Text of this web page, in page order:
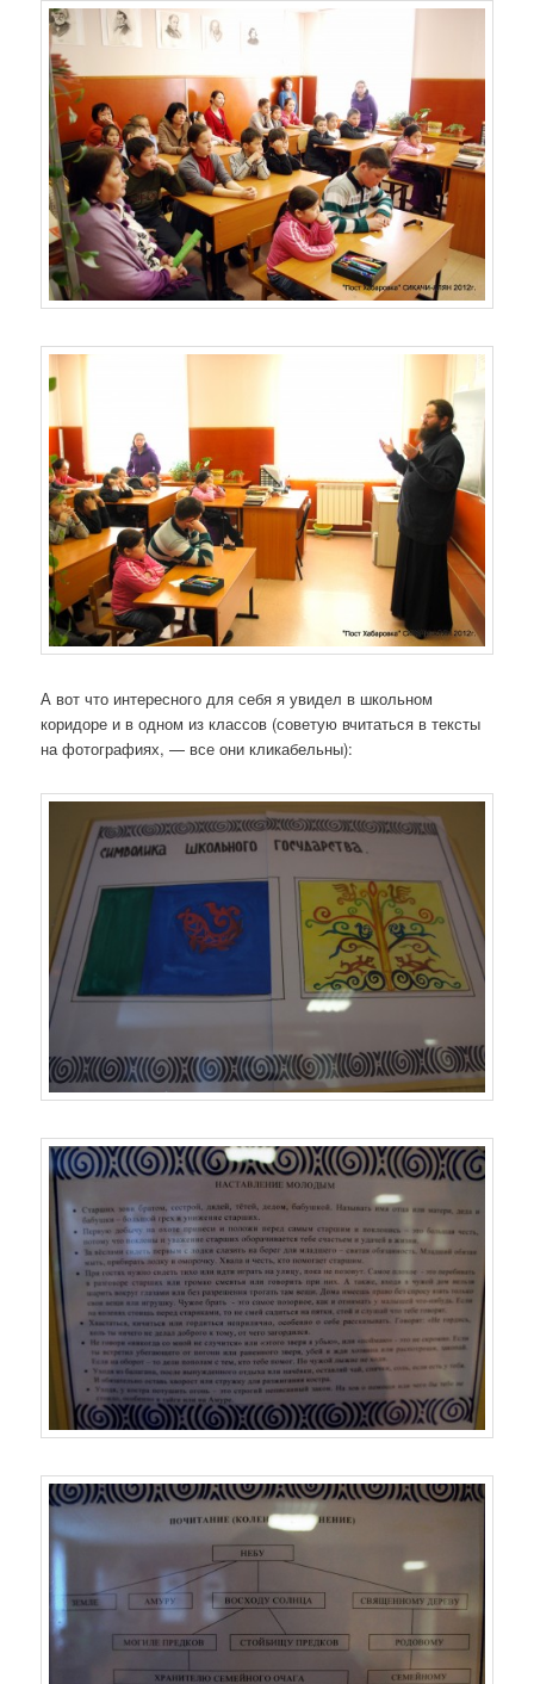
А вот что интересного для себя я увидел в школьном
коридоре и в одном из классов (советую вчитаться в тексты
на фотографиях, — все они кликабельны):